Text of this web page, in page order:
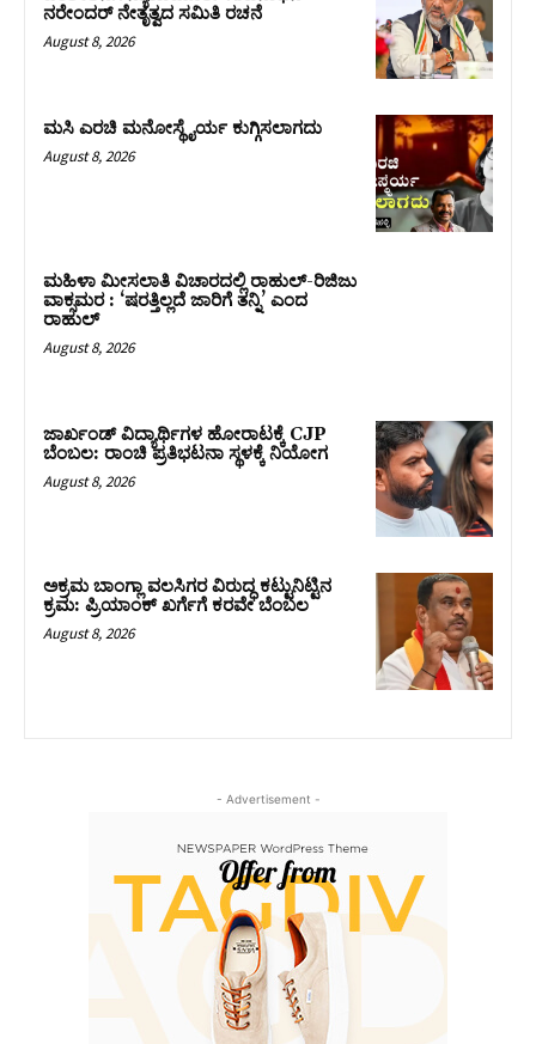
ನರೇಂದರ್ ನೇತೃತ್ವದ ಸಮಿತಿ ರಚನೆ
August 8, 2026
ಮಸಿ ಎರಚಿ ಮನೋಸ್ಥೈರ್ಯ ಕುಗ್ಗಿಸಲಾಗದು
August 8, 2026
ಮಹಿಳಾ ಮೀಸಲಾತಿ ವಿಚಾರದಲ್ಲಿ ರಾಹುಲ್‌-ರಿಜಿಜು
ವಾಕ್ಸಮರ : ‘ಷರತ್ತಿಲ್ಲದೆ ಜಾರಿಗೆ ತನ್ನಿ’ ಎಂದ
ರಾಹುಲ್‌
August 8, 2026
ಜಾರ್ಖಂಡ್‌ ವಿದ್ಯಾರ್ಥಿಗಳ ಹೋರಾಟಕ್ಕೆ CJP
ಬೆಂಬಲ: ರಾಂಚಿ ಪ್ರತಿಭಟನಾ ಸ್ಥಳಕ್ಕೆ ನಿಯೋಗ
August 8, 2026
ಅಕ್ರಮ ಬಾಂಗ್ಲಾ ವಲಸಿಗರ ವಿರುದ್ಧ ಕಟ್ಟುನಿಟ್ಟಿನ
ಕ್ರಮ: ಪ್ರಿಯಾಂಕ್ ಖರ್ಗೆಗೆ ಕರವೇ ಬೆಂಬಲ
August 8, 2026
- Advertisement -